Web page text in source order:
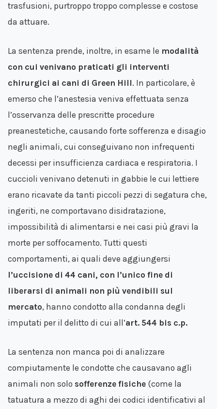
trasfusioni, purtroppo troppo complesse e costose
da attuare.
La sentenza prende, inoltre, in esame le modalità
con cui venivano praticati gli interventi
chirurgici ai cani di Green Hill. In particolare, è
emerso che l’anestesia veniva effettuata senza
l’osservanza delle prescritte procedure
preanestetiche, causando forte sofferenza e disagio
negli animali, cui conseguivano non infrequenti
decessi per insufficienza cardiaca e respiratoria. I
cuccioli venivano detenuti in gabbie le cui lettiere
erano ricavate da tanti piccoli pezzi di segatura che,
ingeriti, ne comportavano disidratazione,
impossibilità di alimentarsi e nei casi più gravi la
morte per soffocamento. Tutti questi
comportamenti, ai quali deve aggiungersi
l’uccisione di 44 cani, con l’unico fine di
liberarsi di animali non più vendibili sul
mercato, hanno condotto alla condanna degli
imputati per il delitto di cui all’art. 544 bis c.p.
La sentenza non manca poi di analizzare
compiutamente le condotte che causavano agli
animali non solo sofferenze fisiche (come la
tatuatura a mezzo di aghi dei codici identificativi al